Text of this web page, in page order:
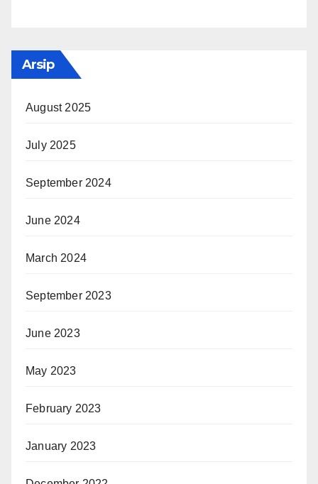
Arsip
August 2025
July 2025
September 2024
June 2024
March 2024
September 2023
June 2023
May 2023
February 2023
January 2023